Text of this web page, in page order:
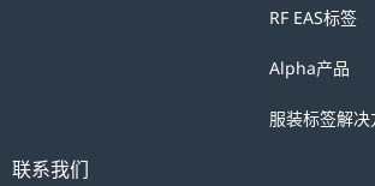
人
RF EAS标签
Alpha产品
服装标签解决
联系我们